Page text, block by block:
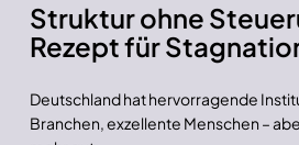
Struktur ohne
Rezept für
Deutschland hat hervorragende
Branchen, exzellente Menschen –